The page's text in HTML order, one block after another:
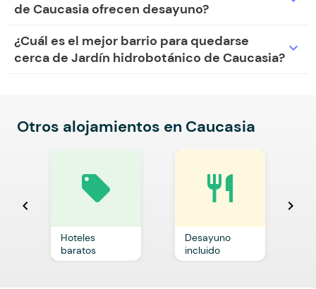
de Caucasia ofrecen desayuno?
¿Cuál es el mejor barrio para quedarse
cerca de Jardín hidrobotánico de Caucasia?
expand_more
Otros alojamientos en Caucasia
chevron_left
local_offer
Hoteles
baratos
restaurant
Desayuno
incluido
chevron_right